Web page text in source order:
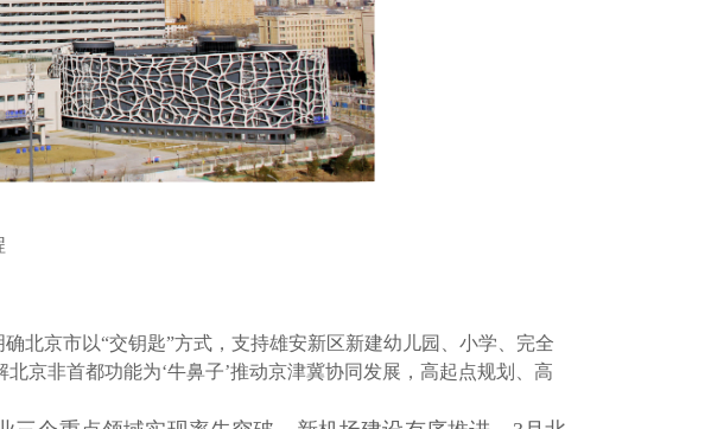
北京市以“交钥匙”方式，支持雄安新区新建幼儿园、小学、完全
京非首都功能为‘牛鼻子’推动京津冀协同发展，高起点规划、高